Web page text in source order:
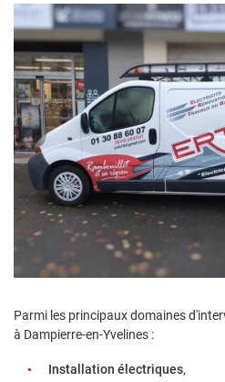
Parmi les principaux domaines
à Dampierre-en-Yvelines :
Installation électriques,